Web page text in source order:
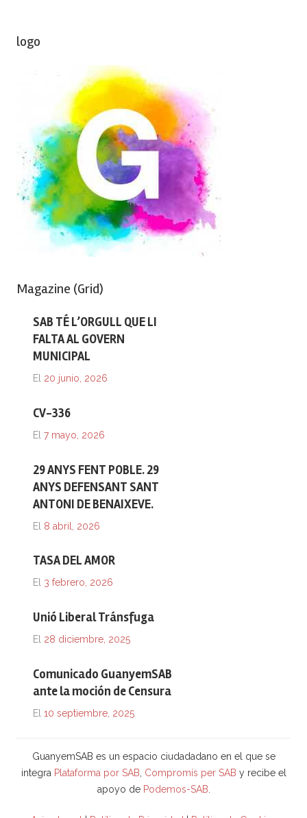
logo
Magazine (Grid)
SAB TÉ L’ORGULL QUE LI
FALTA AL GOVERN
MUNICIPAL
El 20 junio, 2026
CV-336
El 7 mayo, 2026
29 ANYS FENT POBLE. 29
ANYS DEFENSANT SANT
ANTONI DE BENAIXEVE.
El 8 abril, 2026
TASA DEL AMOR
El 3 febrero, 2026
Unió Liberal Tránsfuga
El 28 diciembre, 2025
Comunicado GuanyemSAB
ante la moción de Censura
El 10 septiembre, 2025
GuanyemSAB es un espacio ciudadadano en el que se
integra Plataforma por SAB Compromís per SAB y recibe el
apoyo de Podemos-SAB